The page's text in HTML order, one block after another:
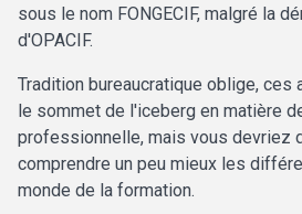
sous le nom FONGECIF, malgré la
d'OPACIF.
Tradition bureaucratique oblige, ces
le sommet de l'iceberg en matière
professionnelle, mais vous devriez
comprendre un peu mieux les
monde de la formation.